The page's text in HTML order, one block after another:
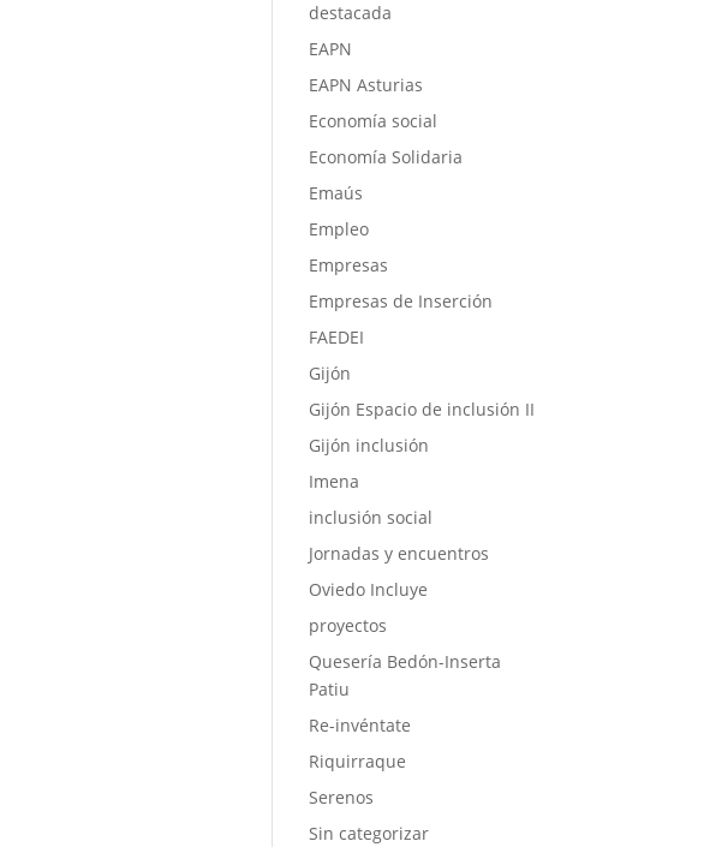
destacada
EAPN
EAPN Asturias
Economía social
Economía Solidaria
Emaús
Empleo
Empresas
Empresas de Inserción
FAEDEI
Gijón
Gijón Espacio de inclusión II
Gijón inclusión
Imena
inclusión social
Jornadas y encuentros
Oviedo Incluye
proyectos
Quesería Bedón-Inserta
Patiu
Re-invéntate
Riquirraque
Serenos
Sin categorizar